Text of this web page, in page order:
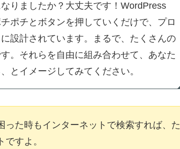
りましたか？大丈夫です！WordPress
ポチとボタンを押していくだけで、プロ
設計されています。まるで、たくさんの
。それらを自由に組み合わせて、あなた
とイメージしてみてください。
た時もインターネットで検索すれば、た
すよ。